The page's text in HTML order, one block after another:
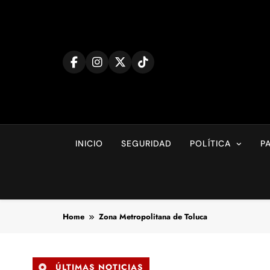
INICIO SEGURIDAD POLÍTICA
Home Zona Metropolitana de Toluca
ÚLTIMAS NOTICIAS